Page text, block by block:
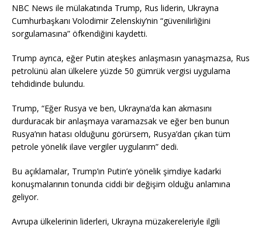
NBC News ile mülakatında Trump, Rus liderin, Ukrayna
Cumhurbaşkanı Volodimir Zelenskiy’nin “güvenilirliğini
sorgulamasına” öfkendiğini kaydetti.
Trump ayrıca, eğer Putin ateşkes anlaşmasın yanaşmazsa, Rus
petrolünü alan ülkelere yüzde 50 gümrük vergisi uygulama
tehdidinde bulundu.
Trump, “Eğer Rusya ve ben, Ukrayna’da kan akmasını
durduracak bir anlaşmaya varamazsak ve eğer ben bunun
Rusya’nın hatası olduğunu görürsem, Rusya’dan çıkan tüm
petrole yönelik ilave vergiler uygularım” dedi.
Bu açıklamalar, Trump’ın Putin’e yönelik şimdiye kadarki
konuşmalarının tonunda ciddi bir değişim olduğu anlamına
geliyor.
Avrupa ülkelerinin liderleri, Ukrayna müzakereleriyle ilgili